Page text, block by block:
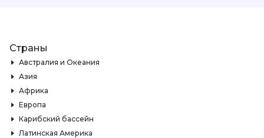
Страны
Австралия и Океания
Азия
Африка
Европа
Карибский бассейн
Латинская Америка